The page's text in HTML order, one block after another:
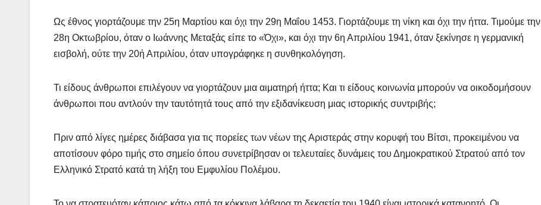
Ως έθνος γιορτάζουμε την 25η Μαρτίου και όχι την 29η Μαΐου 1453. Γιορτάζουμε τη νίκη και όχι την ήττα. Τιμούμε την
28η Οκτωβρίου, όταν ο Ιωάννης Μεταξάς είπε το «Όχι», και όχι την 6η Απριλίου 1941, όταν ξεκίνησε η γερμανική
εισβολή, ούτε την 20ή Απριλίου, όταν υπογράφηκε η συνθηκολόγηση.
Τι είδους άνθρωποι επιλέγουν να γιορτάζουν μια αιματηρή ήττα; Και τι είδους κοινωνία μπορούν να οικοδομήσουν
άνθρωποι που αντλούν την ταυτότητά τους από την εξιδανίκευση μιας ιστορικής συντριβής;
Πριν από λίγες ημέρες διάβασα για τις πορείες των νέων της Αριστεράς στην κορυφή του Βίτσι, προκειμένου να
αποτίσουν φόρο τιμής στο σημείο όπου συνετρίβησαν οι τελευταίες δυνάμεις του Δημοκρατικού Στρατού από τον
Ελληνικό Στρατό κατά τη λήξη του Εμφυλίου Πολέμου.